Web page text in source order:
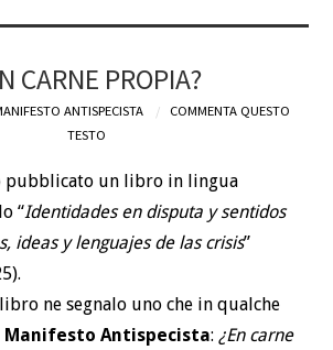
CARNE PROPIA?
ANTISPECISTA
COMMENTA QUESTO
TESTO
pubblicato un libro in lingua
“Identidades en disputa y sentidos
ideas y lenguajes de las crisis”
ne segnalo uno che in qualche
Manifesto Antispecista:¿En carne